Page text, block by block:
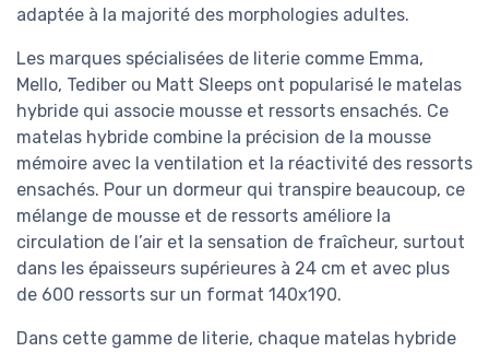
adaptée à la majorité des morphologies adultes.
Les marques spécialisées de literie comme Emma,
Mello, Tediber ou Matt Sleeps ont popularisé le matelas
hybride qui associe mousse et ressorts ensachés. Ce
matelas hybride combine la précision de la mousse
mémoire avec la ventilation et la réactivité des ressorts
ensachés. Pour un dormeur qui transpire beaucoup, ce
mélange de mousse et de ressorts améliore la
circulation de l’air et la sensation de fraîcheur, surtout
dans les épaisseurs supérieures à 24 cm et avec plus
de 600 ressorts sur un format 140x190.
Dans cette gamme de literie, chaque matelas hybride